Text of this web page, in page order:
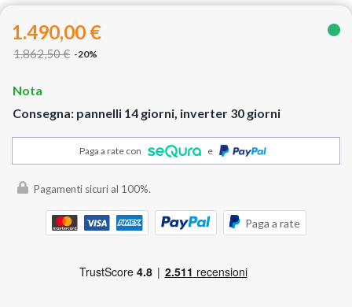
1.490,00 €
1.862,50 € -20%
Nota
Consegna: pannelli 14 giorni, inverter 30 giorni
Paga a rate con e
Pagamenti sicuri al 100%.
Paga a rate